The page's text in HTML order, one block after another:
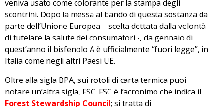
veniva usato come colorante per la stampa degli
scontrini. Dopo la messa al bando di questa sostanza da
parte dell’Unione Europea – scelta dettata dalla volontà
di tutelare la salute dei consumatori -, da gennaio di
quest’anno il bisfenolo A è ufficialmente “fuori legge”, in
Italia come negli altri Paesi UE.
Oltre alla sigla BPA, sui rotoli di carta termica puoi
notare un’altra sigla, FSC. FSC è l’acronimo che indica il
Forest Stewardship Council; si tratta di